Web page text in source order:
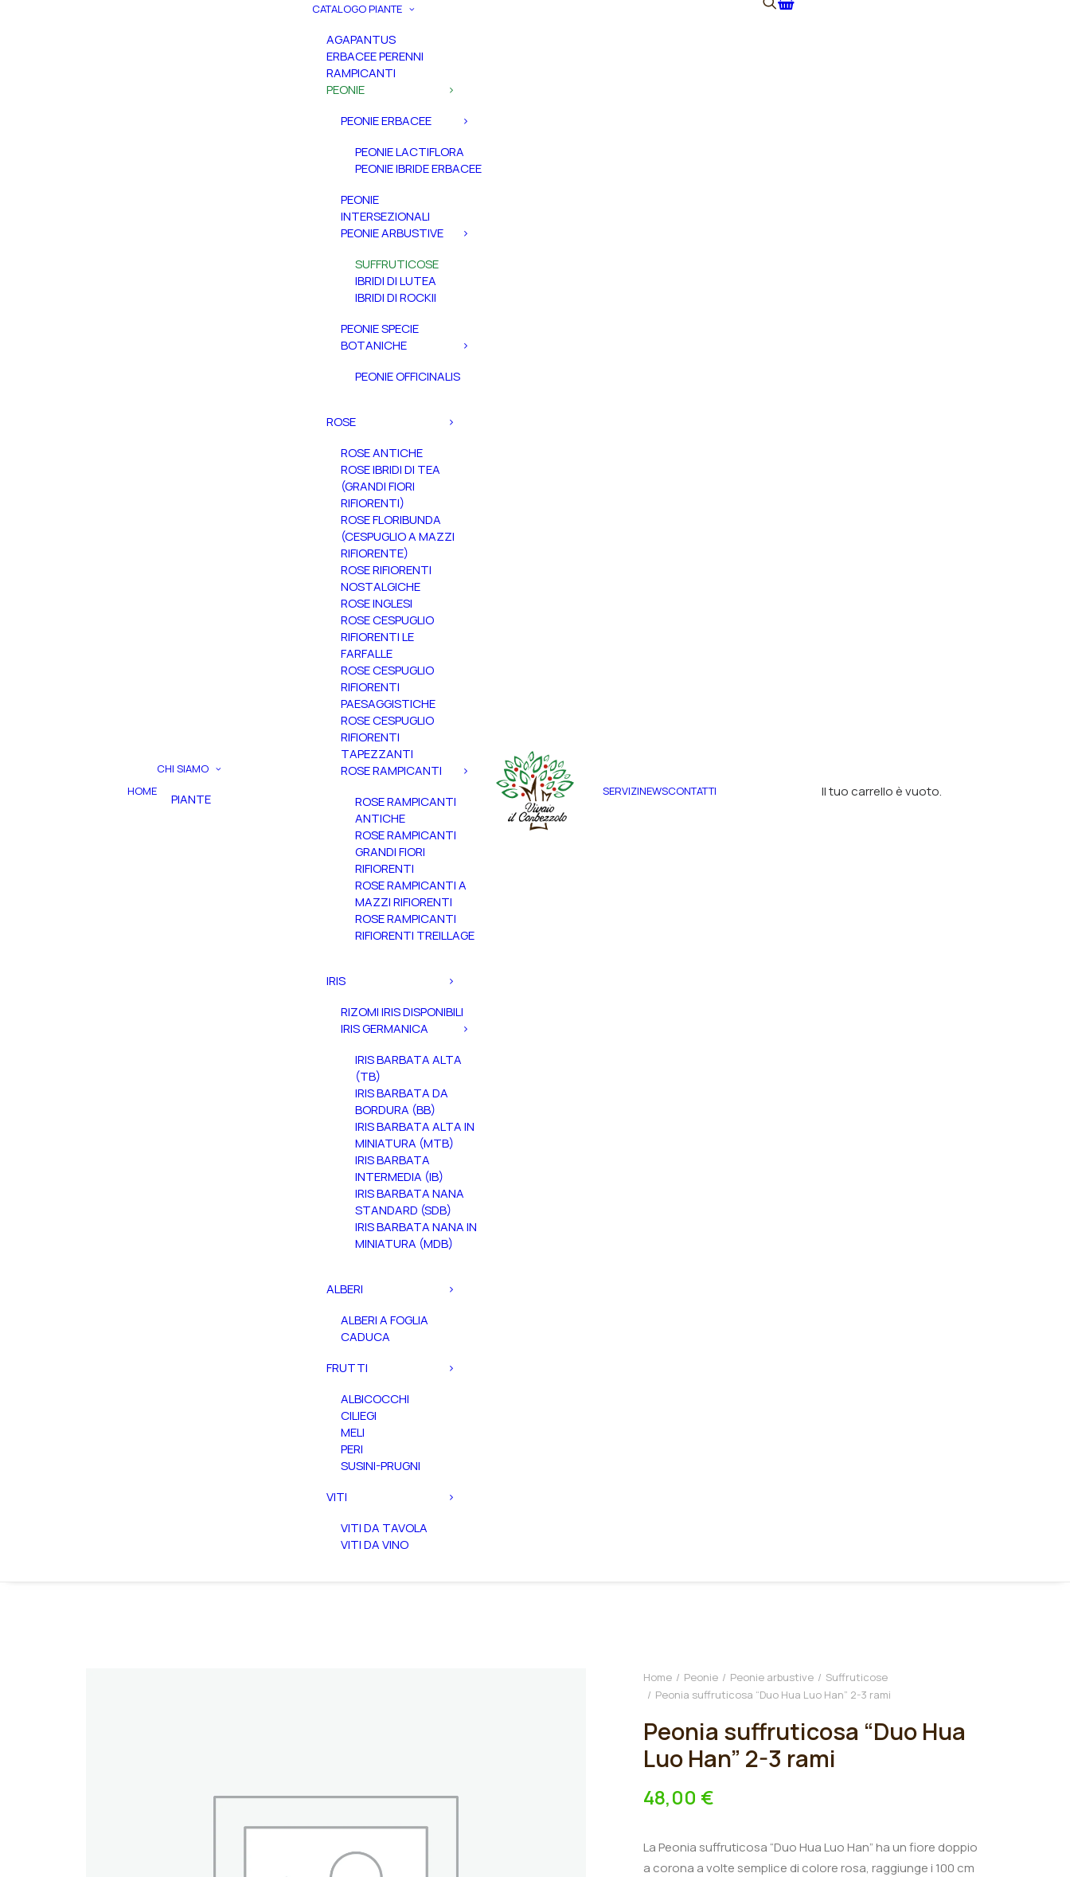
HOME
CHI SIAMO
PIANTE
CATALOGO PIANTE
AGAPANTUS
ERBACEE PERENNI
RAMPICANTI
PEONIE
PEONIE ERBACEE
PEONIE LACTIFLORA
PEONIE IBRIDE ERBACEE
PEONIE
INTERSEZIONALI
PEONIE ARBUSTIVE
SUFFRUTICOSE
IBRIDI DI LUTEA
IBRIDI DI ROCKII
PEONIE SPECIE
BOTANICHE
PEONIE OFFICINALIS
ROSE
ROSE ANTICHE
ROSE IBRIDI DI TEA
(GRANDI FIORI
RIFIORENTI)
ROSE FLORIBUNDA
(CESPUGLIO A MAZZI
RIFIORENTE)
ROSE RIFIORENTI
NOSTALGICHE
ROSE INGLESI
ROSE CESPUGLIO
RIFIORENTI LE
FARFALLE
ROSE CESPUGLIO
RIFIORENTI
PAESAGGISTICHE
ROSE CESPUGLIO
RIFIORENTI
TAPEZZANTI
ROSE RAMPICANTI
ROSE RAMPICANTI
ANTICHE
ROSE RAMPICANTI
GRANDI FIORI
RIFIORENTI
ROSE RAMPICANTI A
MAZZI RIFIORENTI
ROSE RAMPICANTI
RIFIORENTI TREILLAGE
IRIS
RIZOMI IRIS DISPONIBILI
IRIS GERMANICA
IRIS BARBATA ALTA
(TB)
IRIS BARBATA DA
BORDURA (BB)
IRIS BARBATA ALTA IN
MINIATURA (MTB)
IRIS BARBATA
INTERMEDIA (IB)
IRIS BARBATA NANA
STANDARD (SDB)
IRIS BARBATA NANA IN
MINIATURA (MDB)
ALBERI
ALBERI A FOGLIA
CADUCA
FRUTTI
ALBICOCCHI
CILIEGI
MELI
PERI
SUSINI-PRUGNI
VITI
VITI DA TAVOLA
VITI DA VINO
SERVIZINEWSCONTATTI Il tuo carrello è vuoto.
Home Peonie Peonie arbustive
Suffruticose
Peonia suffruticosa “Duo Hua Luo Han” 2-3 rami
Peonia suffruticosa “Duo Hua
Luo Han” 2-3 rami
48,00 €
La Peonia suffruticosa “Duo Hua Luo Han” ha un fiore doppio
a corona a volte semplice di colore rosa, raggiunge i 100 cm